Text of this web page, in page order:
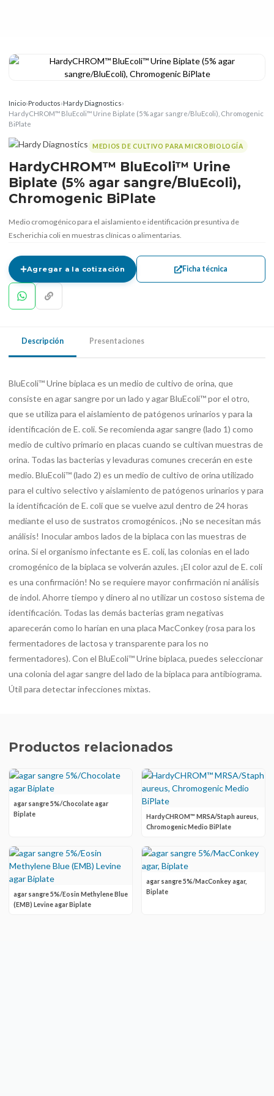
Inicio›Productos›Hardy Diagnostics›
HardyCHROM™ BluEcoli™ Urine Biplate (5% agar sangre/BluEcoli), Chromogenic
BiPlate
MEDIOS DE CULTIVO PARA MICROBIOLOGÍA
HardyCHROM™ BluEcoli™ Urine
Biplate (5% agar sangre/BluEcoli),
Chromogenic BiPlate
Medio cromogénico para el aislamiento e identificación presuntiva de
Escherichia coli en muestras clínicas o alimentarias.
Agregar a la cotización Ficha técnica
Descripción Presentaciones
BluEcoli™ Urine biplaca es un medio de cultivo de orina, que
consiste en agar sangre por un lado y agar BluEcoli™ por el otro,
que se utiliza para el aislamiento de patógenos urinarios y para la
identificación de E. coli. Se recomienda agar sangre (lado 1) como
medio de cultivo primario en placas cuando se cultivan muestras de
orina. Todas las bacterias y levaduras comunes crecerán en este
medio. BluEcoli™ (lado 2) es un medio de cultivo de orina utilizado
para el cultivo selectivo y aislamiento de patógenos urinarios y para
la identificación de E. coli que se vuelve azul dentro de 24 horas
mediante el uso de sustratos cromogénicos. ¡No se necesitan más
análisis! Inocular ambos lados de la biplaca con las muestras de
orina. Si el organismo infectante es E. coli, las colonias en el lado
cromogénico de la biplaca se volverán azules. ¡El color azul de E. coli
es una confirmación! No se requiere mayor confirmación ni análisis
de indol. Ahorre tiempo y dinero al no utilizar un costoso sistema de
identificación. Todas las demás bacterias gram negativas
aparecerán como lo harían en una placa MacConkey (rosa para los
fermentadores de lactosa y transparente para los no
fermentadores). Con el BluEcoli™ Urine biplaca, puedes seleccionar
una colonia del agar sangre del lado de la biplaca para antibiograma.
Útil para detectar infecciones mixtas.
Productos relacionados
agar sangre 5%/Chocolate agar
Biplate
HardyCHROM™ MRSA/Staph aureus,
Chromogenic Medio BiPlate
agar sangre 5%/Eosin Methylene Blue
(EMB) Levine agar Biplate
agar sangre 5%/MacConkey agar,
Biplate